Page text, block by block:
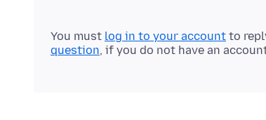
You must log in to your account to
question, if you do not have an